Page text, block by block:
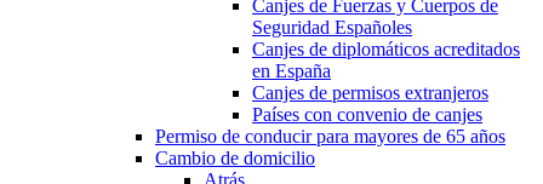
Canjes de Fuerzas y Cuerpos de
Seguridad Españoles
Canjes de diplomáticos acreditados
en España
Canjes de permisos extranjeros
Países con convenio de canjes
Permiso de conducir para mayores de 65 años
Cambio de domicilio